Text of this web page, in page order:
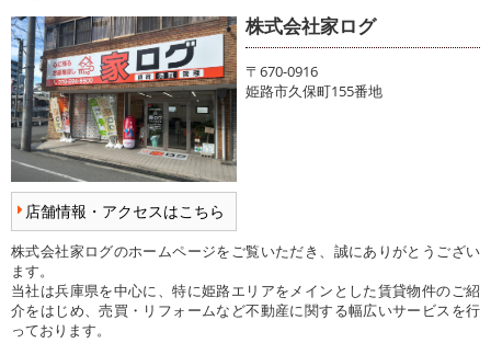
店舗情報・アクセスはこちら
株式会社家ログ
〒670-0916
姫路市久保町155番地
株式会社家ログのホームページをご覧いただき、誠にありがとうござい
ます。
当社は兵庫県を中心に、特に姫路エリアをメインとした賃貸物件のご紹
介をはじめ、売買・リフォームなど不動産に関する幅広いサービスを行
っております。